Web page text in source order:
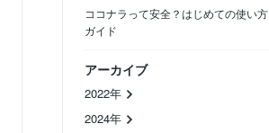
ココナラって安全？はじめての使い方
ガイド
アーカイブ
2022年
2024年